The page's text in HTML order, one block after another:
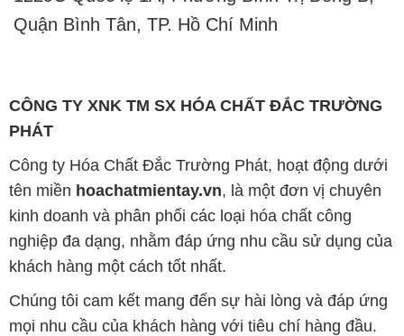
Quận Bình Tân, TP. Hồ Chí Minh
CÔNG TY XNK TM SX HÓA CHẤT ĐẮC TRƯỜNG
PHÁT
Công ty Hóa Chất Đắc Trường Phát, hoạt động dưới
tên miền hoachatmientay.vn, là một đơn vị chuyên
kinh doanh và phân phối các loại hóa chất công
nghiệp đa dạng, nhằm đáp ứng nhu cầu sử dụng của
khách hàng một cách tốt nhất.
Chúng tôi cam kết mang đến sự hài lòng và đáp ứng
mọi nhu cầu của khách hàng với tiêu chí hàng đầu.